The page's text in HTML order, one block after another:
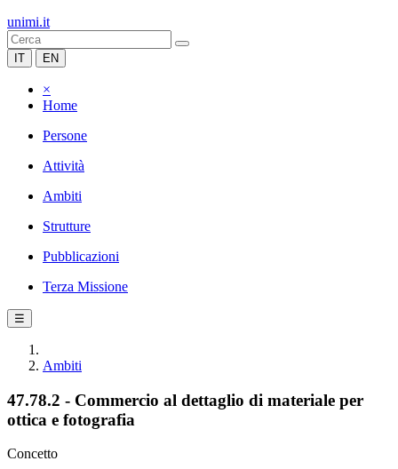
unimi.it
IT EN
×
Home
Persone
Attività
Ambiti
Strutture
Pubblicazioni
Terza Missione
☰
Ambiti
47.78.2 - Commercio al dettaglio di materiale per
ottica e fotografia
Concetto